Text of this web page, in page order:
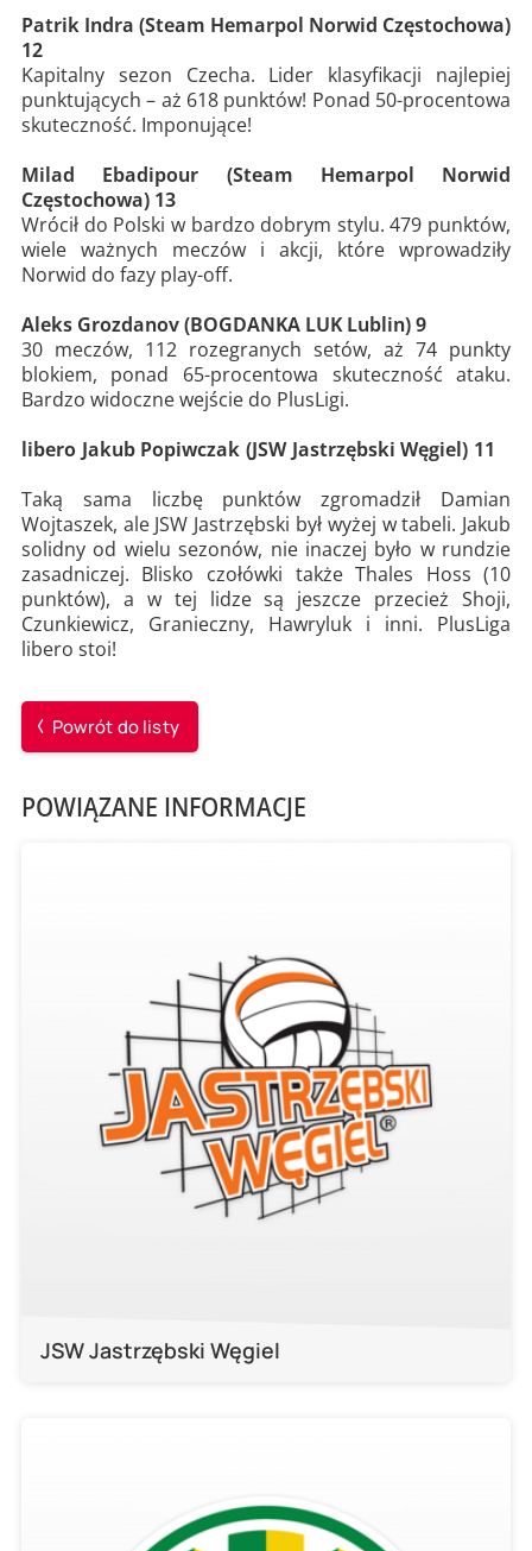
Patrik Indra (Steam Hemarpol Norwid Częstochowa)
12
Kapitalny sezon Czecha. Lider klasyfikacji najlepiej
punktujących – aż 618 punktów! Ponad 50-procentowa
skuteczność. Imponujące!
Milad Ebadipour (Steam Hemarpol Norwid
Częstochowa) 13
Wrócił do Polski w bardzo dobrym stylu. 479 punktów,
wiele ważnych meczów i akcji, które wprowadziły
Norwid do fazy play-off.
Aleks Grozdanov (BOGDANKA LUK Lublin) 9
30 meczów, 112 rozegranych setów, aż 74 punkty
blokiem, ponad 65-procentowa skuteczność ataku.
Bardzo widoczne wejście do PlusLigi.
libero Jakub Popiwczak (JSW Jastrzębski Węgiel) 11
Taką sama liczbę punktów zgromadził Damian
Wojtaszek, ale JSW Jastrzębski był wyżej w tabeli. Jakub
solidny od wielu sezonów, nie inaczej było w rundzie
zasadniczej. Blisko czołówki także Thales Hoss (10
punktów), a w tej lidze są jeszcze przecież Shoji,
Czunkiewicz, Granieczny, Hawryluk i inni. PlusLiga
libero stoi!
Powrót do listy
POWIĄZANE INFORMACJE
JSW Jastrzębski Węgiel